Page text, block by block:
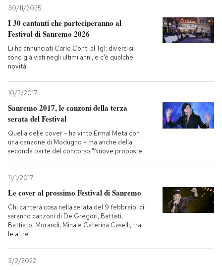
30/11/2025
I 30 cantanti che parteciperanno al
Festival di Sanremo 2026
Li ha annunciati Carlo Conti al Tg1: diversi si
sono già visti negli ultimi anni, e c’è qualche
novità
10/2/2017
Sanremo 2017, le canzoni della terza
serata del Festival
Quella delle cover – ha vinto Ermal Meta con
una canzone di Modugno – ma anche della
seconda parte del concorso "Nuove proposte"
11/1/2017
Le cover al prossimo Festival di Sanremo
Chi canterà cosa nella serata del 9 febbraio: ci
saranno canzoni di De Gregori, Battisti,
Battiato, Morandi, Mina e Caterina Caselli, tra
le altre
3/2/2022